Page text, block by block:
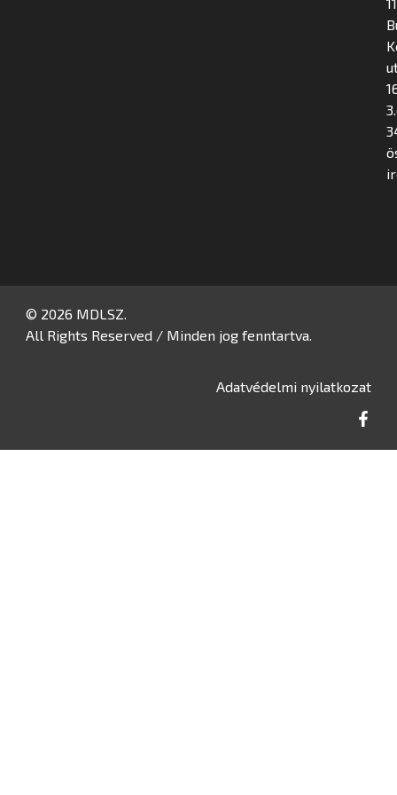
© 2026 MDLSZ.
All Rights Reserved / Minden jog fenntartva.
Adatvédelmi nyilatkozat